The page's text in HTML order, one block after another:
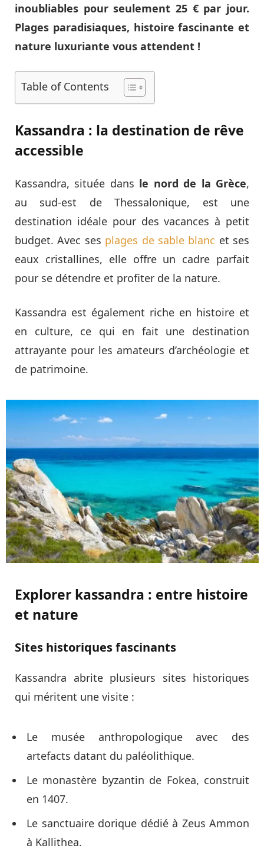
inoubliables pour seulement 25 € par jour.
Plages paradisiaques, histoire fascinante et
nature luxuriante vous attendent !
Table of Contents
Kassandra : la destination de rêve
accessible
Kassandra, située dans le nord de la Grèce,
au sud-est de Thessalonique, est une
destination idéale pour des vacances à petit
budget. Avec ses plages de sable blanc et ses
eaux cristallines, elle offre un cadre parfait
pour se détendre et profiter de la nature.
Kassandra est également riche en histoire et
en culture, ce qui en fait une destination
attrayante pour les amateurs d’archéologie et
de patrimoine.
Explorer kassandra : entre histoire
et nature
Sites historiques fascinants
Kassandra abrite plusieurs sites historiques
qui méritent une visite :
Le musée anthropologique avec des
artefacts datant du paléolithique.
Le monastère byzantin de Fokea, construit
en 1407.
Le sanctuaire dorique dédié à Zeus Ammon
à Kallithea.